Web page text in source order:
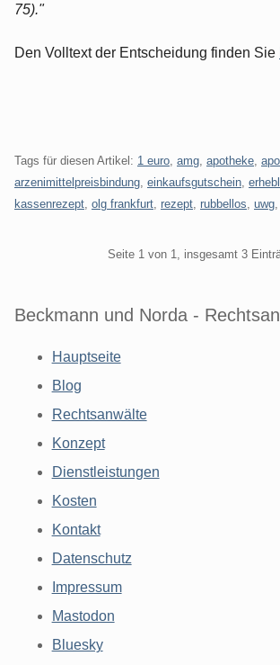
75)."
Den Volltext der Entscheidung finden Sie
Tags für diesen Artikel: 1 euro amg apotheke
arzenimittelpreisbindung einkaufsgutschein
kassenrezept olg frankfurt rezept rubbellos uwg
Seite 1 von 1, insgesamt 3
Beckmann und Norda -
Hauptseite
Blog
Rechtsanwälte
Konzept
Dienstleistungen
Kosten
Kontakt
Datenschutz
Impressum
Mastodon
Bluesky